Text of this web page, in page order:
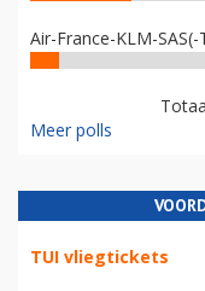
Air-France-KLM-SAS(-
Meer polls
TUI vliegtickets